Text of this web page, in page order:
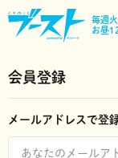
毎週
お昼
会員登録
メールアドレスで登